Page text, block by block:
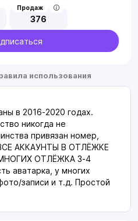
Продаж
376
использования
в 2016-2020 годах.
никогда не
привязан номер,
АККАУНТЫ В ОТЛЁЖКЕ
ОТЛЁЖКА 3-4
аватарка, у многих
записи и т.д. Простой